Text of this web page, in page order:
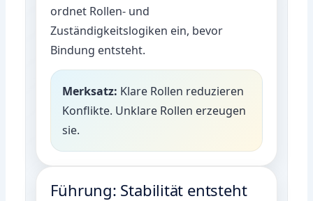
ordnet Rollen- und
Zuständigkeitslogiken ein, bevor
Bindung entsteht.
Merksatz: Klare Rollen reduzieren
Konflikte. Unklare Rollen erzeugen
sie.
Führung: Stabilität entsteht